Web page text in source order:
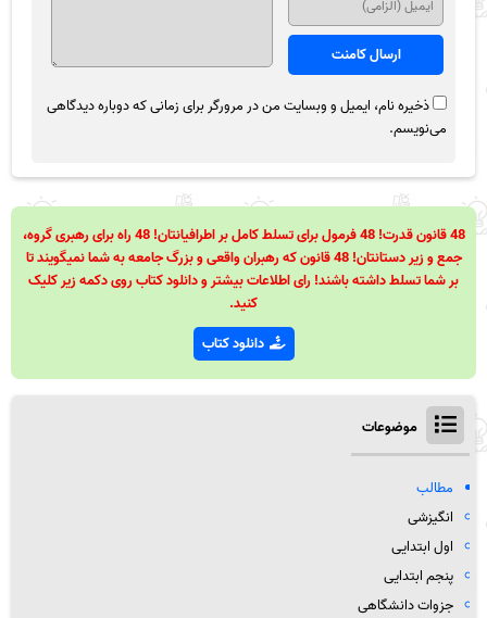
ذخیره نام، ایمیل و وبسایت من در مرورگر برای زمانی که دوباره دیدگاهی
می‌نویسم.
48 قانون قدرت! 48 فرمول برای تسلط کامل بر اطرافیانتان! 48 راه برای رهبری گروه،
جمع و زیر دستانتان! 48 قانون که رهبران واقعی و بزرگ جامعه به شما نمیگویند تا
بر شما تسلط داشته باشند! رای اطلاعات بیشتر و دانلود کتاب روی دکمه زیر کلیک
کنید.
دانلود کتاب
موضوعات
مطالب
انگیزشی
اول ابتدایی
پنجم ابتدایی
جزوات دانشگاهی